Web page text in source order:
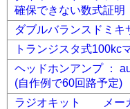
確保できない数式証明
ダブルバランスドミキ
トランジスタ式
ヘッドホンアンプ ：
(自作例で60回路予定)
ラジオキット メー